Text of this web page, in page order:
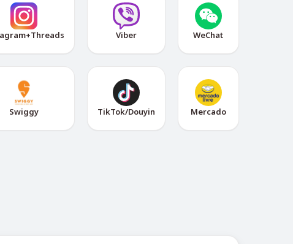
Viber WeChat
Swiggy TikTok/Douyin Mercado